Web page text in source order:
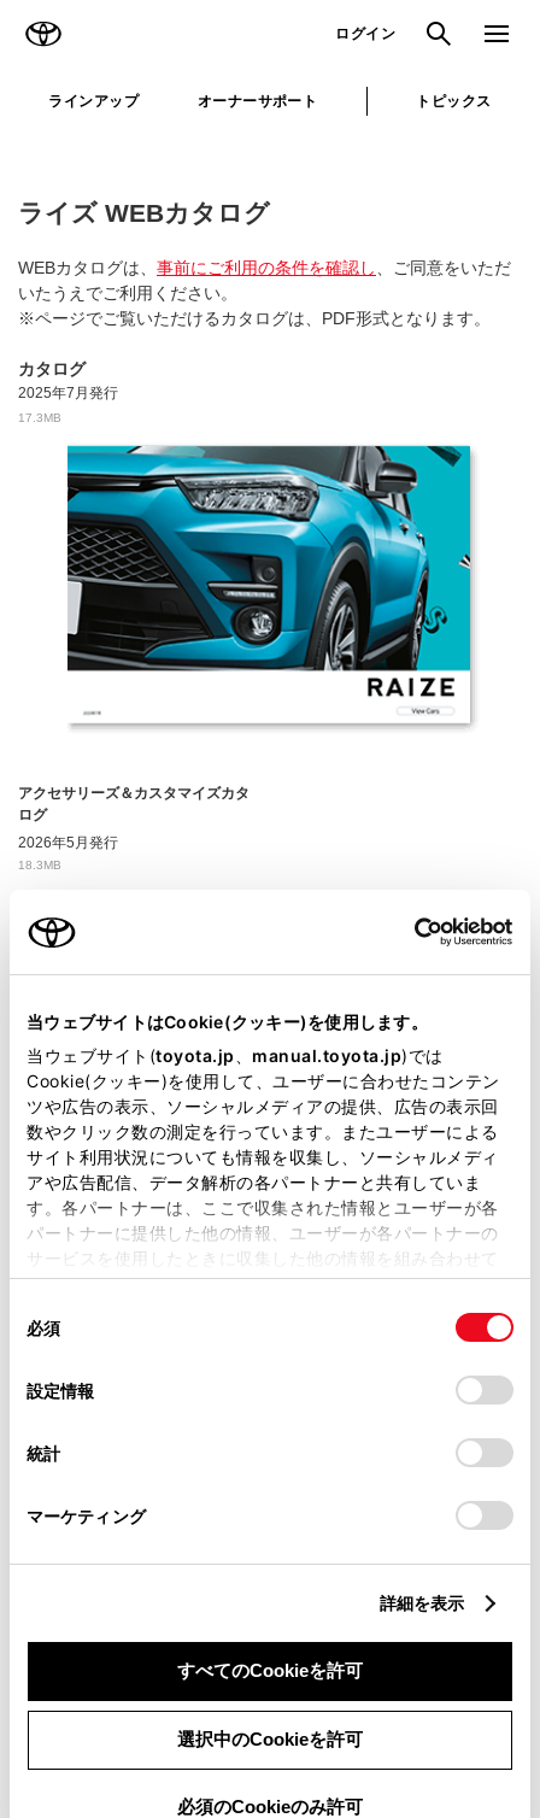
当ウェブサイトはCookie(クッキー)を使用します。
当ウェブサイト(toyota.jp manual.toyota.jp)では
Cookie(クッキー)を使用して、ユーザーに合わせたコンテン
ツや広告の表示、ソーシャルメディアの提供、広告の表示回
数やクリック数の測定を行っています。またユーザーによる
サイト利用状況についても情報を収集し、ソーシャルメディ
アや広告配信、データ解析の各パートナーと共有していま
す。各パートナーは、ここで収集された情報とユーザーが各
パートナーに提供した他の情報、ユーザーが各パートナーの
サービスを使用したときに収集した他の情報を組み合わせて
使用することがあります。当ウェブサイトの使用を続行する
デバイスにすべてのCookie(クッキー)が保存されることに同
意したことになります。Cookie(クッキー)のオプトアウト、
設定の変更、同意を撤回したりするにあたっては、当社の
「Cookie（クッキー）情報の取り扱いについて
」をご覧くだ
必須
設定情報
統計
マーケティング
詳細を表示
すべてのCookieを許可
選択中のCookieを許可
必須のCookieのみ許可
ログイン 検索 メニュ
ラインアップ オーナーサポート トピックス
ライズ WEBカタログ
WEBカタログは、 事前にご利用の条件を確認し
、ご同意をいただ
いたうえでご利用ください。
※ページでご覧いただけるカタログは、PDF形式となります。
カタログ
2025年7月発行
17.3MB
アクセサリーズ＆カスタマイズカタ
ログ
2026年5月発行
18.3MB
ご利用の条件
以下の「ご利用の条件」を読み、ご同意いただいたうえでご利用
ください。
当サイトには、全てのカタログ及び補足資料、正誤表等が掲載されているわけではありま
せん。
当サイトの利用、または利用できなかったことにより万一損害が生じても、弊社は一切責